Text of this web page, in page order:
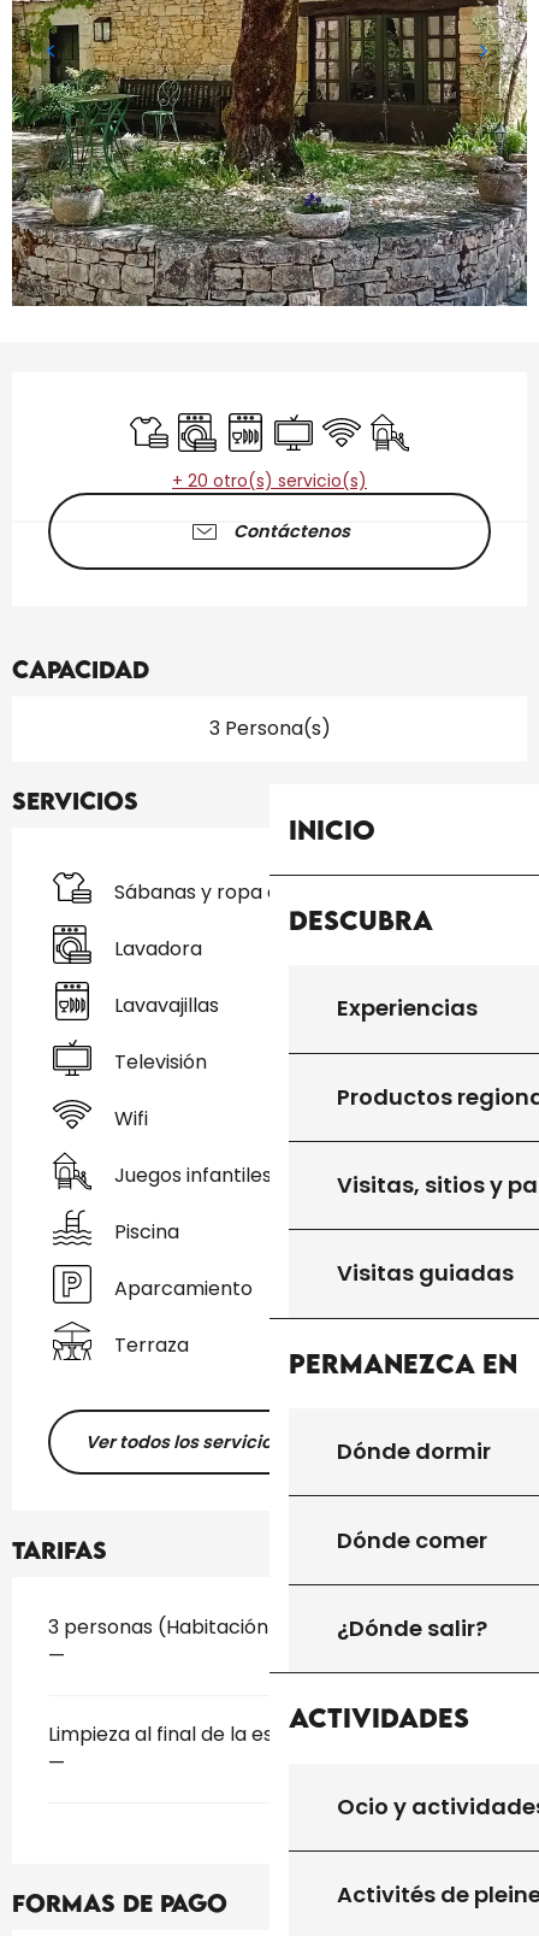
Inicio
Descubra
Experiencias
Productos
Visitas, sitios y
Visitas guiadas
Permanezca en
Dónde dormir
Dónde comer
¿Dónde salir?
Actividades
Ocio y
Activités de
Sábanas y ropa de cama
LavadoraLavavajillas
Televisión
Wifi Juegos infantiles
+ 20 otro(s) servicio(s)
Contáctenos
Capacidad
3 Persona(s)
Servicios
Sábanas y ropa de cama
Lavadora
Lavavajillas
Televisión
Wifi
Juegos infantiles / Zona de juegos
Piscina
Aparcamiento
Terraza
Ver todos los servicios
Tarifas
Tarifas 2026
3 personas (Habitación casa particular)
—
Limpieza al final de la estancia
—
Formas de pago